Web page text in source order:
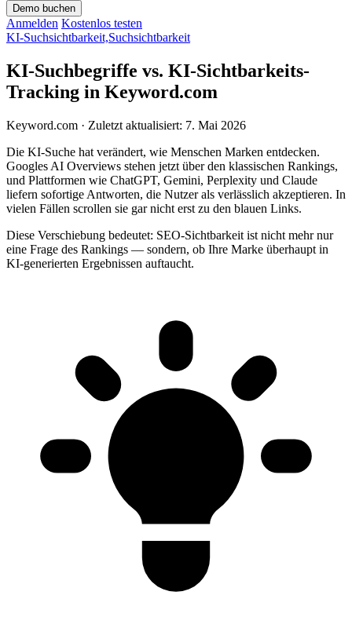
Demo buchen
Anmelden Kostenlos testen
KI-Suchsichtbarkeit,Suchsichtbarkeit
KI-Suchbegriffe vs. KI-Sichtbarkeits-
Tracking in Keyword.com
Keyword.com · Zuletzt aktualisiert: 7. Mai 2026
Die KI-Suche hat verändert, wie Menschen Marken entdecken.
Googles AI Overviews stehen jetzt über den klassischen Rankings,
und Plattformen wie ChatGPT, Gemini, Perplexity und Claude
liefern sofortige Antworten, die Nutzer als verlässlich akzeptieren. In
vielen Fällen scrollen sie gar nicht erst zu den blauen Links.
Diese Verschiebung bedeutet: SEO-Sichtbarkeit ist nicht mehr nur
eine Frage des Rankings — sondern, ob Ihre Marke überhaupt in
KI-generierten Ergebnissen auftaucht.